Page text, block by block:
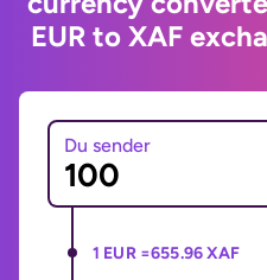
EUR to XAF
Du sender
1 EUR =655.96 XAF